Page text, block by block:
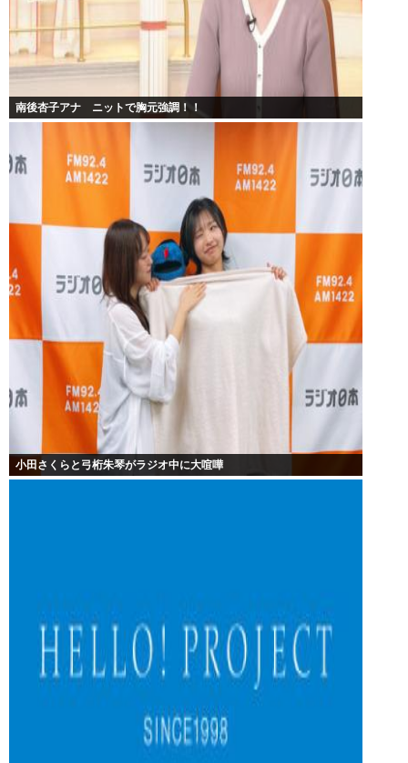
南後杏子アナ ニットで胸元強調！！
小田さくらと弓桁朱琴がラジオ中に大喧嘩